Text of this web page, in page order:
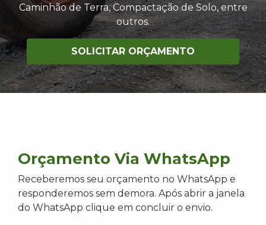
Caminhão de Terra, Compactação de Solo, entre
outros.
SOLICITAR ORÇAMENTO
Orçamento Via WhatsApp
Receberemos seu orçamento no WhatsApp e
responderemos sem demora. Após abrir a janela
do WhatsApp clique em concluir o envio.